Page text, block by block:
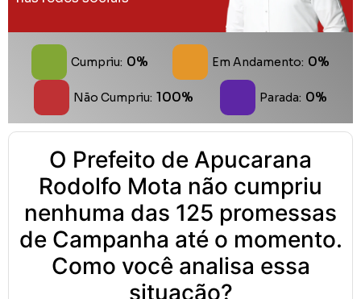
Cumpriu: 0% Em Andamento: 0%
Não Cumpriu: 100% Parada: 0%
O Prefeito de Apucarana
Rodolfo Mota não cumpriu
nenhuma das 125 promessas
de Campanha até o momento.
Como você analisa essa
situação?